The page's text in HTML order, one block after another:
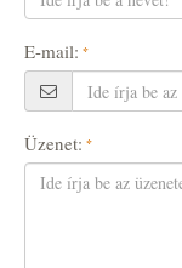
E-mail:
Üzenet: